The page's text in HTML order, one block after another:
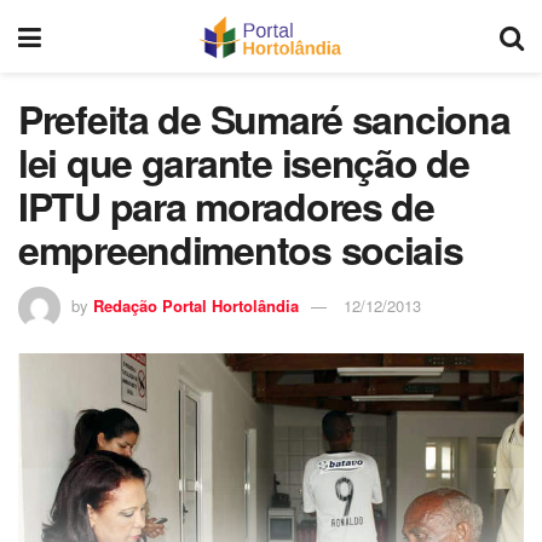
Prefeita de Sumaré sanciona
lei que garante isenção de
IPTU para moradores de
empreendimentos sociais
by Redação Portal Hortolândia 12/12/2013